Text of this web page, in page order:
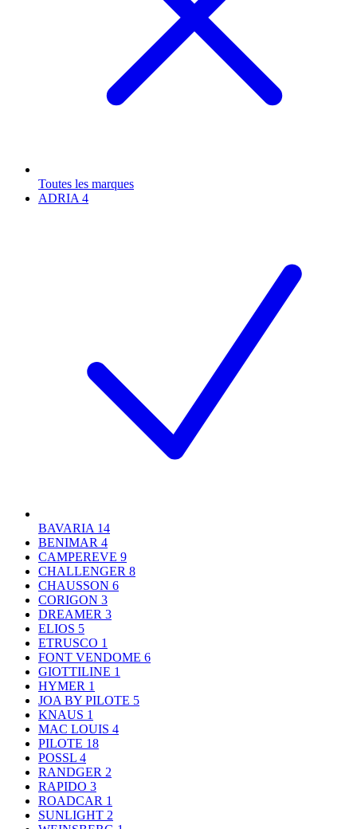
Toutes les marques
ADRIA 4
BAVARIA 14
BENIMAR 4
CAMPEREVE 9
CHALLENGER 8
CHAUSSON 6
CORIGON 3
DREAMER 3
ELIOS 5
ETRUSCO 1
FONT VENDOME 6
GIOTTILINE 1
HYMER 1
JOA BY PILOTE 5
KNAUS 1
MAC LOUIS 4
PILOTE 18
POSSL 4
RANDGER 2
RAPIDO 3
ROADCAR 1
SUNLIGHT 2